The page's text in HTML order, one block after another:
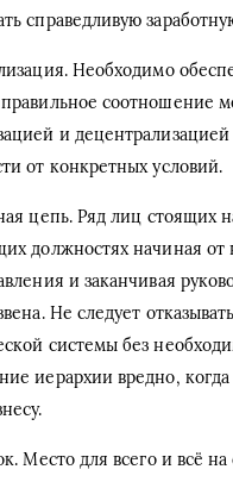
справедливую
Необходимо
соотношение
и децентрализацией
от конкретных условий.
цепь. Ряд лиц стоящих
должностях начиная от
и заканчивая
Не следует
системы без
иерархии вредно,
Место для всего и всё